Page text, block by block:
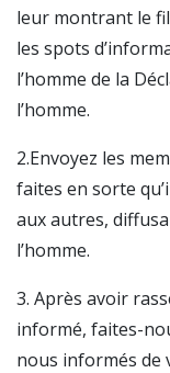
leur montrant le
les spots
l’homme de la
l’homme.
2.Envoyez les
faites en sorte
aux autres,
l’homme.
3. Après avoir
informé, faites-
nous informés de